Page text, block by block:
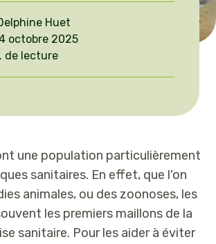
Huet
octobre 2025
de lecture
une population particulièrement
sanitaires. En effet, que l'on
animales, ou des zoonoses, les
les premiers maillons de la
sanitaire. Pour les aider à éviter